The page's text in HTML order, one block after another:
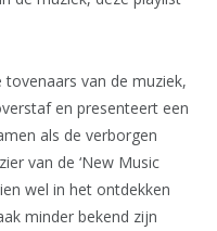
van de muziek,
en presenteert een
als de verborgen
van de ‘New Music
wel in het ontdekken
minder bekend zijn